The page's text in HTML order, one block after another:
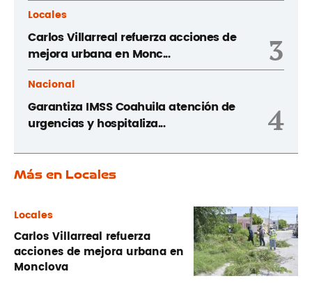
Locales
Carlos Villarreal refuerza acciones de
mejora urbana en Monc...
3
Nacional
Garantiza IMSS Coahuila atención de
urgencias y hospitaliza...
4
Más en Locales
Locales
Carlos Villarreal refuerza
acciones de mejora urbana en
Monclova